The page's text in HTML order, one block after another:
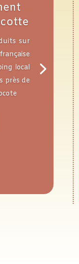
sur
local
près de